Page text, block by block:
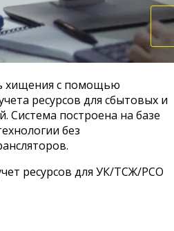
хищения с помощью
ресурсов для сбытовых и
построена на базе
без
ресурсов для УК/ТСЖ/РСО